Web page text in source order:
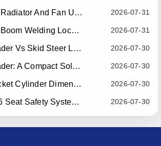
2026-07-31
RIPPA RS06-3 Radiator And Fan Upgrade — Effective July 10, 2026
2026-07-31
RIPPA RS06-3 Boom Welding Locating Bar Optimization — Effective July 15, 2026
2026-07-30
Mini Wheel Loader Vs Skid Steer Loader: Which Compact Machine Is Better For Your Business?
2026-07-30
Mini Wheel Loader: A Compact Solution For Efficient Material Handling
2026-07-30
RIPPA R10 Bucket Cylinder Dimension Optimization — Effective July 15, 2026
2026-07-30
RIPPA R10/R06 Seat Safety System Upgrade — Effective July 22, 2026